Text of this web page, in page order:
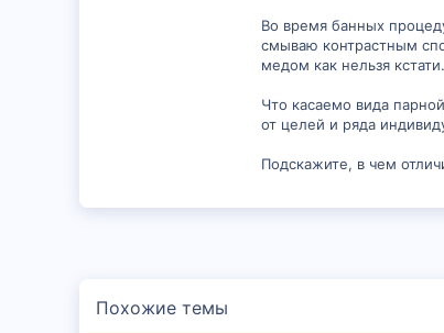
Во время банных
смываю контрастным
медом как нельзя
Что касаемо вида
от целей и ряда
Подскажите, в чем
Похожие темы